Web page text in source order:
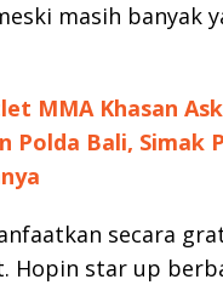
masih banyak
MMA Khasan
Polda Bali, Simak
secara
Hopin star up